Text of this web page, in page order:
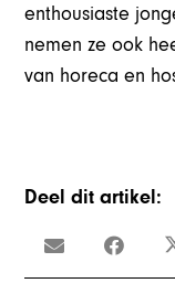
enthousiaste
nemen ze ook
van horeca en
Deel dit artikel: